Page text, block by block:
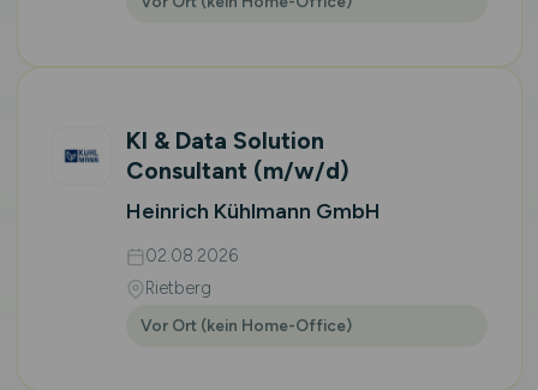
KI & Data Solution
Consultant (m/w/d)
Heinrich Kühlmann GmbH
02.08.2026
Rietberg
Vor Ort (kein Home-Office)